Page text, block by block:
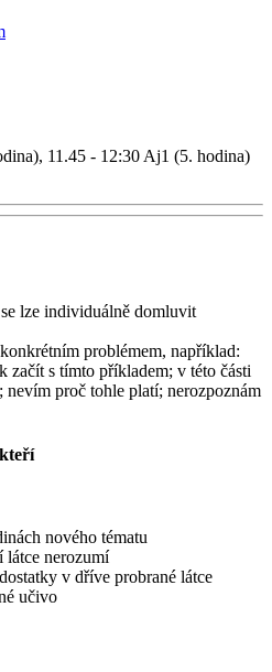
11.45 - 12:30 Aj1 (5. hodina)
lze individuálně domluvit
problémem, například:
začít s tímto příkladem; v této části
proč tohle platí; nerozpoznám
nového tématu
látce nerozumí
v dříve probrané látce
učivo